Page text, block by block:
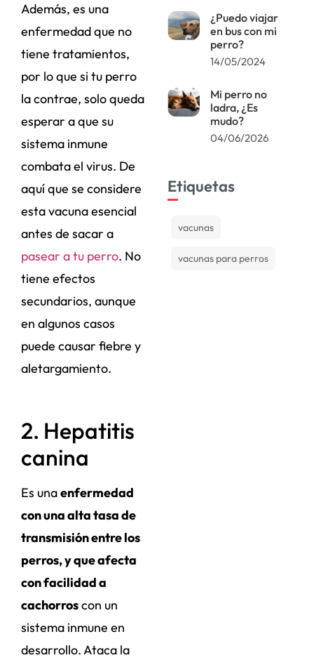
Además, es una
enfermedad que no
tiene tratamientos,
por lo que si tu perro
la contrae, solo queda
esperar a que su
sistema inmune
combata el virus. De
aquí que se considere
esta vacuna esencial
antes de sacar a
pasear a tu perro. No
tiene efectos
secundarios, aunque
en algunos casos
puede causar fiebre y
aletargamiento.
2. Hepatitis
canina
Es unaenfermedad
con una alta tasa de
transmisión entre los
perros, y que afecta
con facilidad a
cachorroscon un
sistema inmune en
desarrollo. Ataca la
¿Puedo viajar
en bus con mi
perro?
14/05/2024
Mi perro no
ladra, ¿Es
mudo?
04/06/2026
Etiquetas
vacunas
vacunas para perros